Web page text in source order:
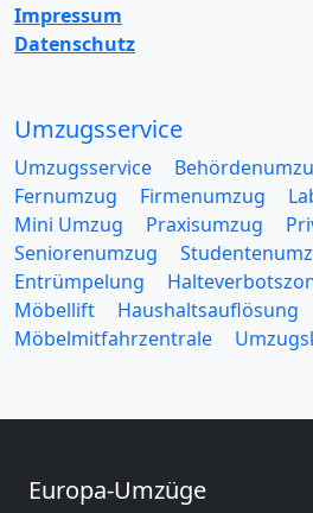
Impressum
Datenschutz
Umzugsservice
Umzugsservice
Fernumzug
Firmenumzug
Mini Umzug
Praxisumzug
Seniorenumzug
Entrümpelung
Möbellift
Haushaltsauflösung
Möbelmitfahrzentrale
Europa-Umzüge